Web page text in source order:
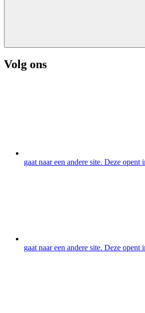
Volg ons
gaat naar een andere site. Deze opent
gaat naar een andere site. Deze opent